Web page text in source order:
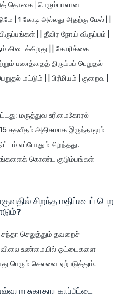
தொகை | பெரும்பாலான
| 1 கோடி அல்லது அதற்கு மேல் | |
| | தீவிர நோய் விருப்பம் |
கிடைக்கிறது | | கோரிக்கை
பணத்தைத் திரும்பப் பெறுதல்
மட்டும் | | பிரீமியம் | குறைவு |
மருத்துவ உரிமைகோரல்
சதவீதம் அதிகமாக இருந்தாலும்
எப்போதும் சிறந்தது,
கொண்ட குடும்பங்கள்
சிறந்த மதிப்பைப் பெற
செலுத்தும் தவறைச்
விலை உண்மையில் ஓட்டைகளை
பெரும் செலவை ஏற்படுத்தும்.
சுகாதார காப்பீட்டை